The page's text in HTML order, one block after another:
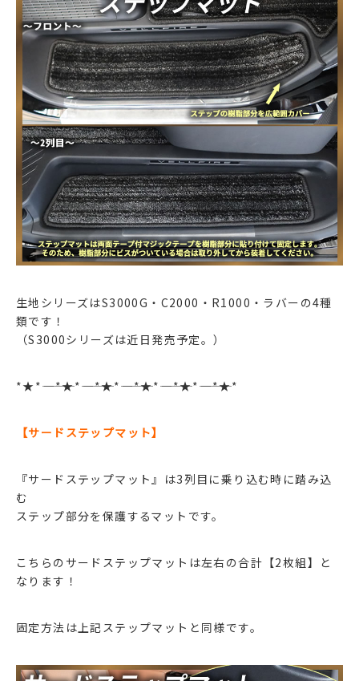
生地シリーズはS3000G・C2000・R1000・ラバーの4種
類です！
（S3000シリーズは近日発売予定。）
*★*――――*★*――――*★*――――*★*――――*★*――――*★*
【サードステップマット】
『サードステップマット』は3列目に乗り込む時に踏み込
む
ステップ部分を保護するマットです。
こちらのサードステップマットは左右の合計【2枚組】と
なります！
固定方法は上記ステップマットと同様です。